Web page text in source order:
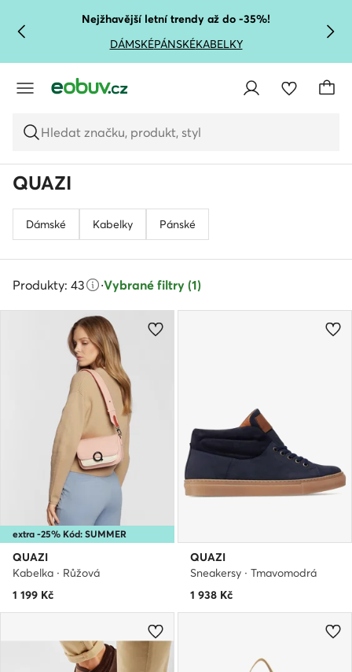
PŘEJÍT NA HLAVNÍ OBSAH
PŘEJÍT NA VYHLEDÁVÁNÍ
Nejžhavější letní trendy až do -35%!
DÁMSKÉPÁNSKÉKABELKY
Hledat značku, produkt, styl
QUAZI
Dámské Kabelky Pánské
Produkty: 43 ·Vybrané filtry (1)
extra -25% Kód: SUMMER
QUAZI
Kabelka · Růžová
1 199 Kč
QUAZI
Sneakersy · Tmavomodrá
1 938 Kč